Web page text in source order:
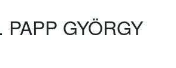
PAPP GYÖRGY